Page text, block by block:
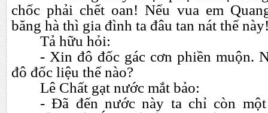
chốc phải chết oan! Nếu vua em
băng hà thì gia đình ta đâu tan nát thế
Tả hữu hỏi:
- Xin đô đốc gác cơn phiền muộn.
đô đốc liệu thế nào?
Lê Chất gạt nước mắt bảo:
- Đã đến nước này ta chỉ còn